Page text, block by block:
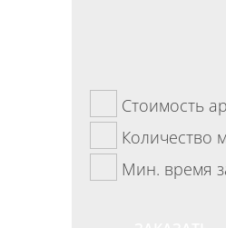
Стоимость
Количество
Мин. время